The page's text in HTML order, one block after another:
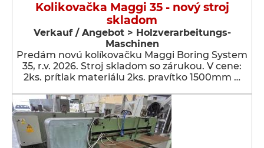
Kolikovačka Maggi 35 - nový stroj
skladom
Verkauf / Angebot > Holzverarbeitungs-
Maschinen
Predám novú kolíkovačku Maggi Boring System
35, r.v. 2026. Stroj skladom so zárukou. V cene:
2ks. prítlak materiálu 2ks. pravítko 1500mm …